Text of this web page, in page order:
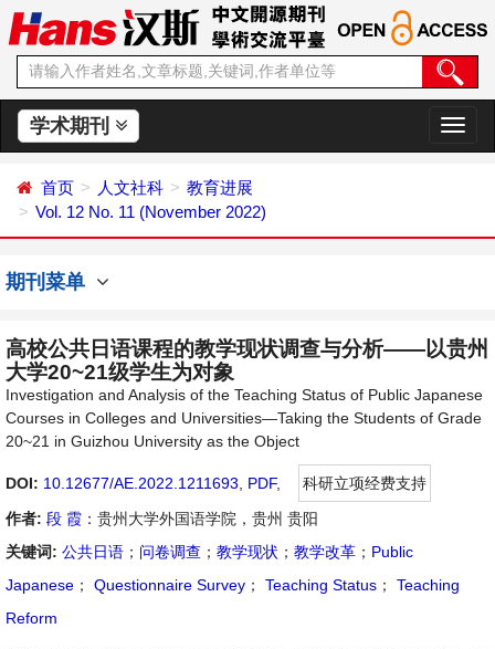
学术期刊
切
换
首页 人文社科
教育进展
Vol. 12 No. 11 (November 2022)
期刊菜单
高校公共日语课程的教学现状调查与分析——以贵州
大学20~21级学生为对象
Investigation and Analysis of the Teaching Status of Public Japanese
Courses in Colleges and Universities—Taking the Students of Grade
20~21 in Guizhou University as the Object
DOI: 10.12677/AE.2022.1211693 PDF,
科研立项经费支持
作者: 段 霞 ：贵州大学外国语学院，贵州 贵阳
关键词: 公共日语 ； 问卷调查 ； 教学现状 ； 教学改革 ； Public
Japanese ； Questionnaire Survey ； Teaching Status ；
Teaching
Reform